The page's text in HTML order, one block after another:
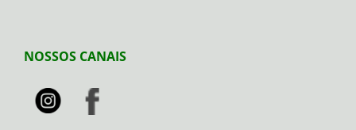
NOSSOS CANAIS